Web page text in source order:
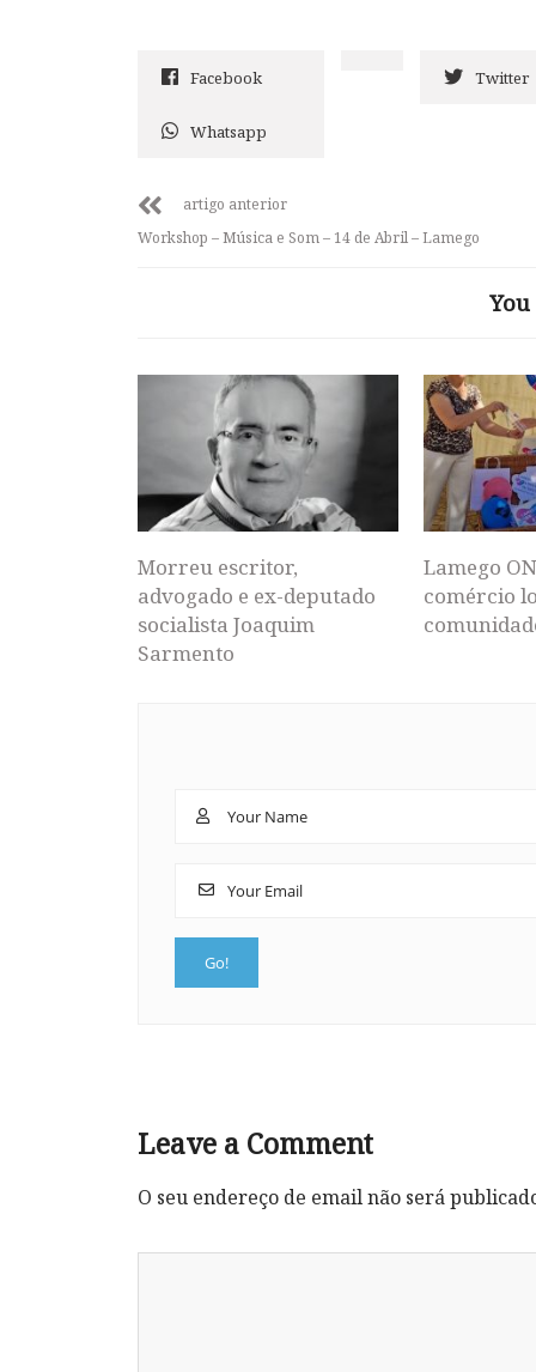
Facebook Twitter
Whatsapp
artigo anterior
Workshop – Música e Som – 14 de Abril – Lamego
Morreu escritor,
advogado e ex-deputado
socialista Joaquim
Sarmento
Lamego
comércio
Leave a Comment
O seu endereço de email não será